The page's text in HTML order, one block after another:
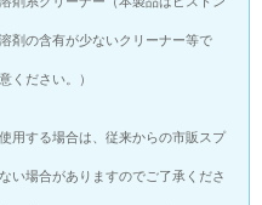
剤の含有が少ないクリーナー等で
ください。）
用する場合は、従来からの市販スプ
い場合がありますのでご了承くださ